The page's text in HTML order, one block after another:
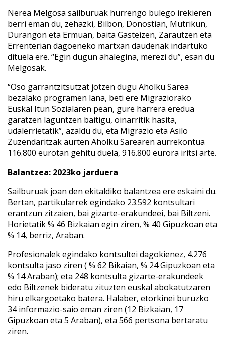
Nerea Melgosa sailburuak hurrengo bulego irekieren
berri eman du, zehazki, Bilbon, Donostian, Mutrikun,
Durangon eta Ermuan, baita Gasteizen, Zarautzen eta
Errenterian dagoeneko martxan daudenak indartuko
dituela ere. “Egin dugun ahalegina, merezi du”, esan du
Melgosak.
“Oso garrantzitsutzat jotzen dugu Aholku Sarea
bezalako programen lana, beti ere Migraziorako
Euskal Itun Sozialaren pean, gure harrera eredua
garatzen laguntzen baitigu, oinarritik hasita,
udalerrietatik”, azaldu du, eta Migrazio eta Asilo
Zuzendaritzak aurten Aholku Sarearen aurrekontua
116.800 eurotan gehitu duela, 916.800 eurora iritsi arte.
Balantzea: 2023ko jarduera
Sailburuak joan den ekitaldiko balantzea ere eskaini du.
Bertan, partikularrek egindako 23.592 kontsultari
erantzun zitzaien, bai gizarte-erakundeei, bai Biltzeni.
Horietatik % 46 Bizkaian egin ziren, % 40 Gipuzkoan eta
% 14, berriz, Araban.
Profesionalek egindako kontsultei dagokienez, 4.276
kontsulta jaso ziren ( % 62 Bikaian, % 24 Gipuzkoan eta
% 14 Araban); eta 248 kontsulta gizarte-erakundeek
edo Biltzenek bideratu zituzten euskal abokatutzaren
hiru elkargoetako batera. Halaber, etorkinei buruzko
34 informazio-saio eman ziren (12 Bizkaian, 17
Gipuzkoan eta 5 Araban), eta 566 pertsona bertaratu
ziren.